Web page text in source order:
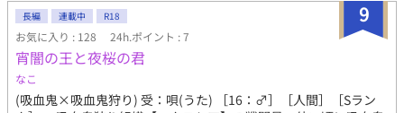
9
長編 連載中 R18
お気に入り : 128 24h.ポイント : 7
宵闇の王と夜桜の君
なこ
(吸血鬼×吸血鬼狩り) 受：唄(うた) ［16：♂］［人間］［Sラン